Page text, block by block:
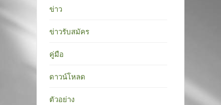
ข่าว
ข่าวรับสมัคร
คู่มือ
ดาวน์โหลด
ตัวอย่าง